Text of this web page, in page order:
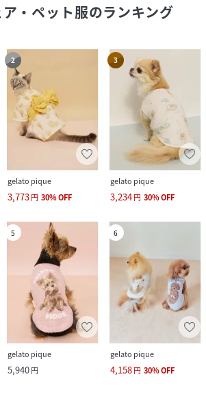
・ペット服のランキング
2
gelato pique
3,773円 30%OFF
3
gelato pique
3,234円 30%OFF
5
gelato pique
5,940円
6
gelato pique
4,158円 30%OFF